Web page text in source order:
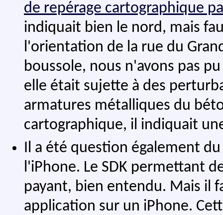
de repérage cartographique
indiquait bien le nord, mais
l'orientation de la rue du
boussole, nous n'avons pas
elle était sujette à des
armatures métalliques du
cartographique, il indiquait
Il a été question également
l'iPhone. Le SDK permettant
payant, bien entendu. Mais il
application sur un iPhone.